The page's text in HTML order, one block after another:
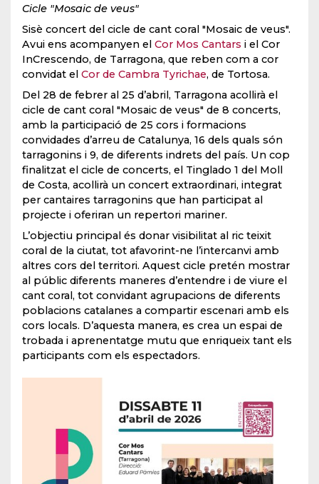
Cicle "Mosaic de veus"
Sisè concert del cicle de cant coral "Mosaic de veus".
Avui ens acompanyen el Cor Mos Cantars i el Cor
InCrescendo, de Tarragona, que reben com a cor
convidat el Cor de Cambra Tyrichae, de Tortosa.
Del 28 de febrer al 25 d’abril, Tarragona acollirà el
cicle de cant coral "Mosaic de veus" de 8 concerts,
amb la participació de 25 cors i formacions
convidades d’arreu de Catalunya, 16 dels quals són
tarragonins i 9, de diferents indrets del país. Un cop
finalitzat el cicle de concerts, el Tinglado 1 del Moll
de Costa, acollirà un concert extraordinari, integrat
per cantaires tarragonins que han participat al
projecte i oferiran un repertori mariner.
L’objectiu principal és donar visibilitat al ric teixit
coral de la ciutat, tot afavorint-ne l’intercanvi amb
altres cors del territori. Aquest cicle pretén mostrar
al públic diferents maneres d’entendre i de viure el
cant coral, tot convidant agrupacions de diferents
poblacions catalanes a compartir escenari amb els
cors locals. D’aquesta manera, es crea un espai de
trobada i aprenentatge mutu que enriqueix tant els
participants com els espectadors.